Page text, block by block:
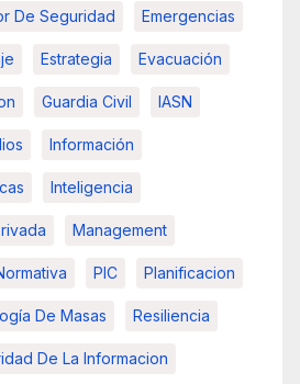
De Seguridad Emergencias
Estrategia Evacuación
Guardia Civil IASN
Información
Inteligencia
Management
PIC Planificacion
De Masas Resiliencia
De La Informacion